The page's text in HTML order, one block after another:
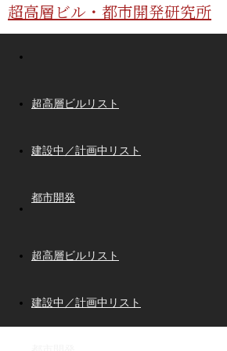
超高層ビル・都市開発研究所
超高層ビルリスト
建設中／計画中リスト
都市開発
超高層ビルリスト
建設中／計画中リスト